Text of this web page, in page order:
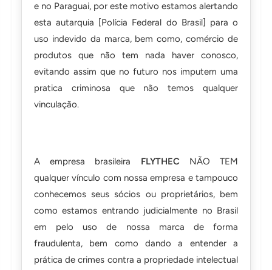
e no Paraguai, por este motivo estamos alertando
esta autarquia [Polícia Federal do Brasil] para o
uso indevido da marca, bem como, comércio de
produtos que não tem nada haver conosco,
evitando assim que no futuro nos imputem uma
pratica criminosa que não temos qualquer
vinculação.
A empresa brasileira FLYTHECNÃO TEM
qualquer vínculo com nossa empresa e tampouco
conhecemos seus sócios ou proprietários, bem
como estamos entrando judicialmente no Brasil
em pelo uso de nossa marca de forma
fraudulenta, bem como dando a entender a
prática de crimes contra a propriedade intelectual